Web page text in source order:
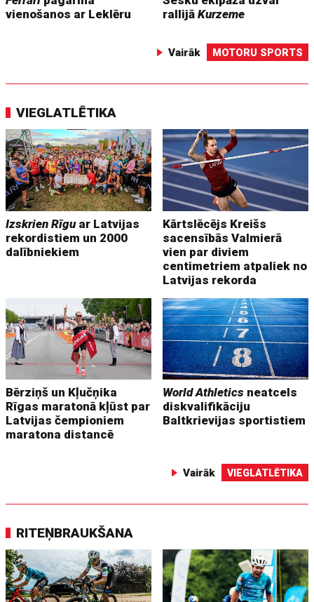
vienošanos ar Leklēru
rallijāKurzeme
Vairāk MOTORU SPORTS
VIEGLATLĒTIKA
Izskrien Rīguar Latvijas
rekordistiem un 2000
dalībniekiem
Kārtslēcējs Kreišs
sacensībās Valmierā
vien par diviem
centimetriem atpaliek no
Latvijas rekorda
Bērziņš un Kļučņika
Rīgas maratonā kļūst par
Latvijas čempioniem
maratona distancē
World Athletics neatcels
diskvalifikāciju
Baltkrievijas sportistiem
Vairāk VIEGLATLĒTIKA
RITEŅBRAUKŠANA